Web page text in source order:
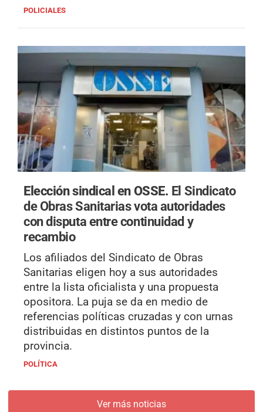
POLICIALES
Elección sindical en OSSE. El Sindicato
de Obras Sanitarias vota autoridades
con disputa entre continuidad y
recambio
Los afiliados del Sindicato de Obras
Sanitarias eligen hoy a sus autoridades
entre la lista oficialista y una propuesta
opositora. La puja se da en medio de
referencias políticas cruzadas y con urnas
distribuidas en distintos puntos de la
provincia.
POLÍTICA
Ver más noticias